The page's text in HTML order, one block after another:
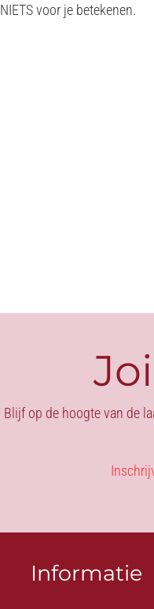
voor je betekenen.
Blijf op de hoogte van de
Informatie